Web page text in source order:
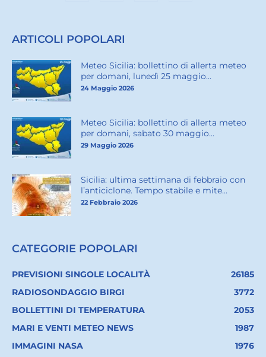
ARTICOLI POPOLARI
Meteo Sicilia: bollettino di allerta meteo
per domani, lunedì 25 maggio...
24 Maggio 2026
Meteo Sicilia: bollettino di allerta meteo
per domani, sabato 30 maggio...
29 Maggio 2026
Sicilia: ultima settimana di febbraio con
l’anticiclone. Tempo stabile e mite...
22 Febbraio 2026
CATEGORIE POPOLARI
PREVISIONI SINGOLE LOCALITÀ
26185
RADIOSONDAGGIO BIRGI
3772
BOLLETTINI DI TEMPERATURA
2053
MARI E VENTI METEO NEWS
1987
IMMAGINI NASA
1976